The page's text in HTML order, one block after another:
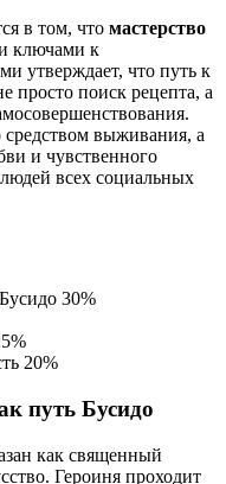
в том, что мастерство
ключами к
утверждает, что путь к
просто поиск рецепта, а
выживания, а
и чувственного
всех социальных
30%
20%
путь Бусидо
как священный
Героиня проходит